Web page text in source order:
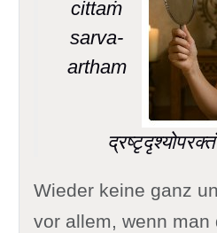
cittaṁ
sarva-
artham
द्रष्टृदृश्योपरक्तं
Wieder keine ganz
vor allem, wenn man